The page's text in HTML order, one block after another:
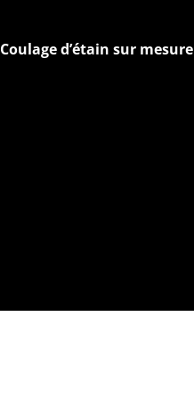
Coulage d’étain sur mesure